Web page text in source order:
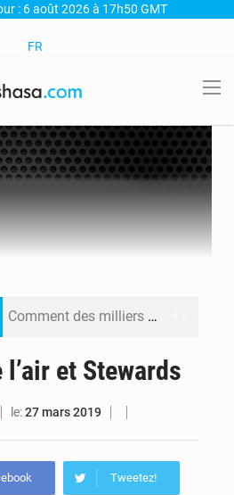
: 6 août 2026 à 17h50 GMT
FR
Comment des milliers d’Africains protègent et font fructifier leur argent avec l’USDT
Ebola Bundibugyo : Tshisekedi mobilise le Gouvernement, l’OMS et Africa CDC pour renforcer la riposte
et Stewards
le:27 mars 2019
Tweetez!